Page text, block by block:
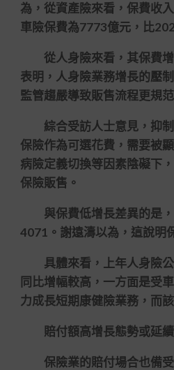
為，從資產險來看，保費收
車險保費為7773億元，比
從人身險來看，其保費增
表明，人身險業務增長的壓
監管趨嚴導致販售流程更規
綜合受訪人士意見，抑制
保險作為可選花費，需要被
病險定義切換等因素陰礙下
保險販售。
與保費低增長差異的是，
4071。謝遠濤以為，這說明
具體來看，上年人身險公
同比增幅較高，一方面是受
力成長短期康健險業務，而
賠付額高增長態勢或延續
保險業的賠付場合也備受